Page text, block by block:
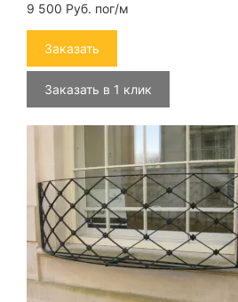
9 500 Руб. пог/м
Заказать
Заказать в 1 клик